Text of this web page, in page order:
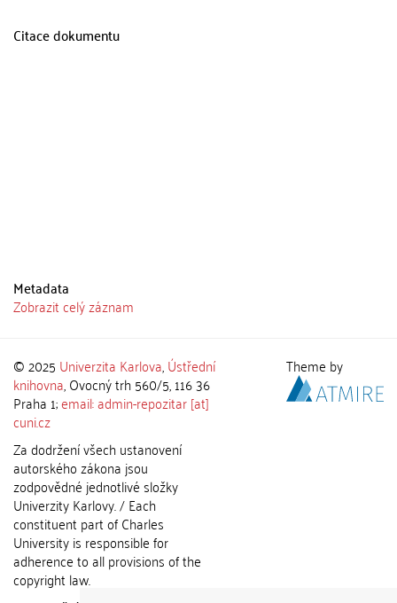
Citace dokumentu
Metadata
Zobrazit celý záznam
© 2025 Univerzita Karlova,Ústřední
knihovna, Ovocný trh 560/5, 116 36
Praha 1;email: admin-repozitar [at]
cuni.cz
Za dodržení všech ustanovení
autorského zákona jsou
zodpovědné jednotlivé složky
Univerzity Karlovy. / Each
constituent part of Charles
University is responsible for
adherence to all provisions of the
copyright law.
Theme by